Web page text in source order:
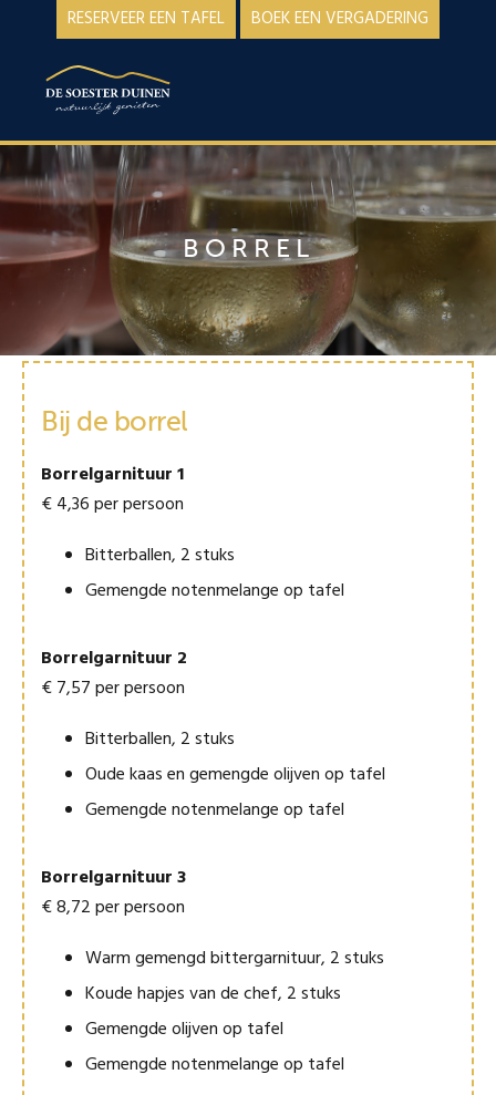
hoofdnavigatie
hoofd
RESERVEER EEN TAFEL BOEK EEN VERGADERING
BORREL
Bij de borrel
Borrelgarnituur 1
€ 4,36 per persoon
Bitterballen, 2 stuks
Gemengde notenmelange op tafel
Borrelgarnituur 2
€ 7,57 per persoon
Bitterballen, 2 stuks
Oude kaas en gemengde olijven op tafel
Gemengde notenmelange op tafel
Borrelgarnituur 3
€ 8,72 per persoon
Warm gemengd bittergarnituur, 2 stuks
Koude hapjes van de chef, 2 stuks
Gemengde olijven op tafel
Gemengde notenmelange op tafel